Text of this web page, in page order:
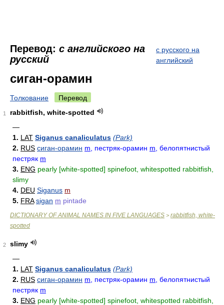
Перевод: с английского на
русский
с русского на
английский
сиган-орамин
Толкование Перевод
1
rabbitfish, white-spotted
—
1. LAT Siganus canaliculatus (Park)
2. RUS сиган-орамин m , пестряк-орамин m , белопятнистый
пестряк m
3. ENG pearly [white-spotted] spinefoot, whitespotted rabbitfish,
slimy
4. DEU Siganus m
5. FRA sigan m pintade
DICTIONARY OF ANIMAL NAMES IN FIVE LANGUAGES > rabbitfish, white-
spotted
2
slimy
—
1. LAT Siganus canaliculatus (Park)
2. RUS сиган-орамин m , пестряк-орамин m , белопятнистый
пестряк m
3. ENG pearly [white-spotted] spinefoot, whitespotted rabbitfish,